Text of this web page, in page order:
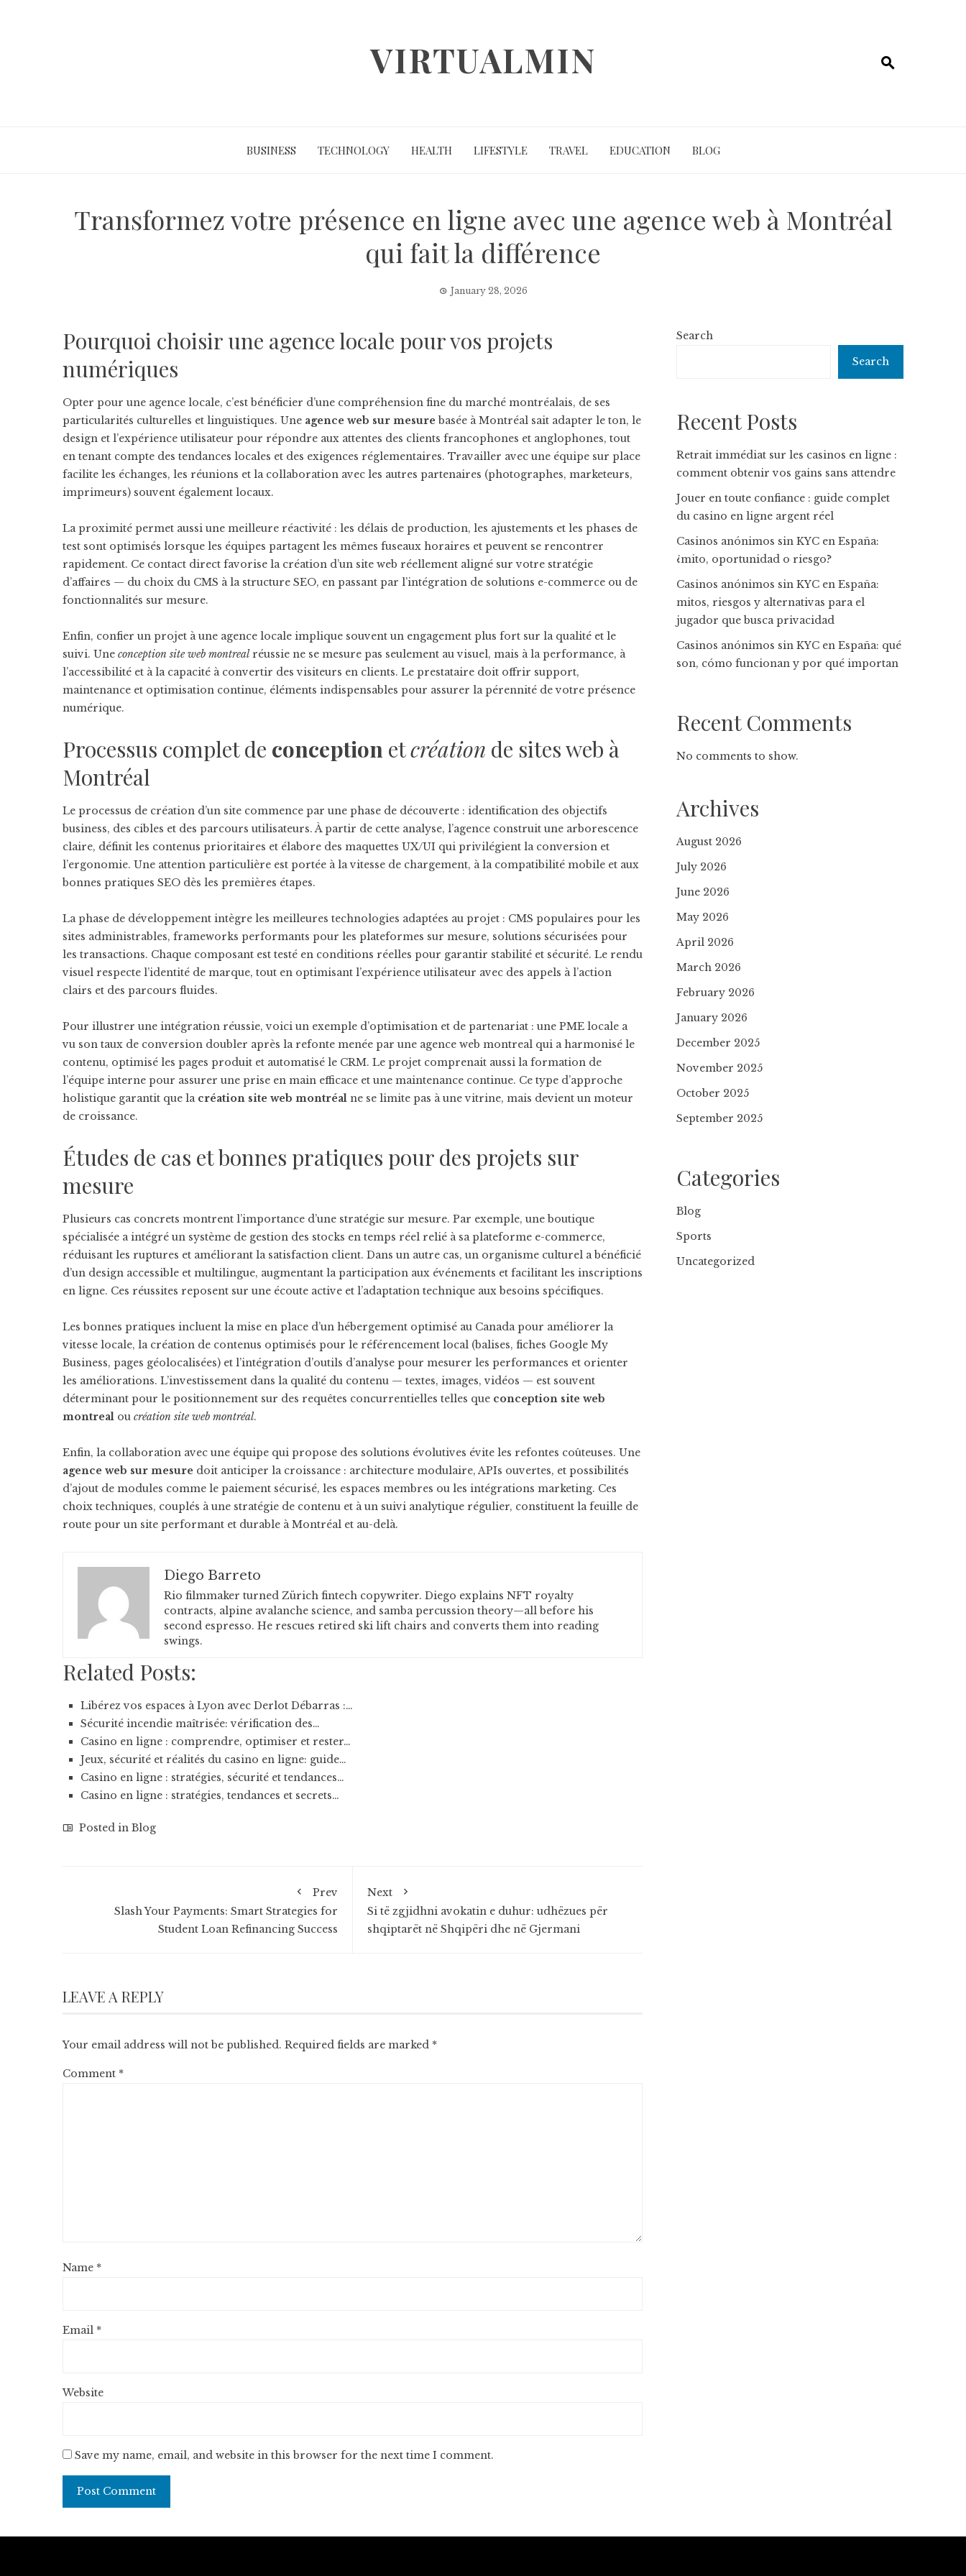
VIRTUALMIN
BUSINESS TECHNOLOGY HEALTH LIFESTYLE TRAVEL EDUCATION BLOG
Transformez votre présence en ligne avec une agence web à Montréal
qui fait la différence
January 28, 2026
Pourquoi choisir une agence locale pour vos projets
numériques
Opter pour une agence locale, c’est bénéficier d’une compréhension fine du marché montréalais, de ses
particularités culturelles et linguistiques. Une agence web sur mesurebasée à Montréal sait adapter le ton, le
design et l’expérience utilisateur pour répondre aux attentes des clients francophones et anglophones, tout
en tenant compte des tendances locales et des exigences réglementaires. Travailler avec une équipe sur place
facilite les échanges, les réunions et la collaboration avec les autres partenaires (photographes, marketeurs,
imprimeurs) souvent également locaux.
La proximité permet aussi une meilleure réactivité : les délais de production, les ajustements et les phases de
test sont optimisés lorsque les équipes partagent les mêmes fuseaux horaires et peuvent se rencontrer
rapidement. Ce contact direct favorise la création d’un site web réellement aligné sur votre stratégie
d’affaires — du choix du CMS à la structure SEO, en passant par l’intégration de solutions e-commerce ou de
fonctionnalités sur mesure.
Enfin, confier un projet à une agence locale implique souvent un engagement plus fort sur la qualité et le
suivi. Une conception site web montrealréussie ne se mesure pas seulement au visuel, mais à la performance, à
l’accessibilité et à la capacité à convertir des visiteurs en clients. Le prestataire doit offrir support,
maintenance et optimisation continue, éléments indispensables pour assurer la pérennité de votre présence
numérique.
Processus complet de conception etcréation de sites web à
Montréal
Le processus de création d’un site commence par une phase de découverte : identification des objectifs
business, des cibles et des parcours utilisateurs. À partir de cette analyse, l’agence construit une arborescence
claire, définit les contenus prioritaires et élabore des maquettes UX/UI qui privilégient la conversion et
l’ergonomie. Une attention particulière est portée à la vitesse de chargement, à la compatibilité mobile et aux
bonnes pratiques SEO dès les premières étapes.
La phase de développement intègre les meilleures technologies adaptées au projet : CMS populaires pour les
sites administrables, frameworks performants pour les plateformes sur mesure, solutions sécurisées pour
les transactions. Chaque composant est testé en conditions réelles pour garantir stabilité et sécurité. Le rendu
visuel respecte l’identité de marque, tout en optimisant l’expérience utilisateur avec des appels à l’action
clairs et des parcours fluides.
Pour illustrer une intégration réussie, voici un exemple d’optimisation et de partenariat : une PME locale a
vu son taux de conversion doubler après la refonte menée par une agence web montreal qui a harmonisé le
contenu, optimisé les pages produit et automatisé le CRM. Le projet comprenait aussi la formation de
l’équipe interne pour assurer une prise en main efficace et une maintenance continue. Ce type d’approche
holistique garantit que la création site web montréal ne se limite pas à une vitrine, mais devient un moteur
de croissance.
Études de cas et bonnes pratiques pour des projets sur
mesure
Plusieurs cas concrets montrent l’importance d’une stratégie sur mesure. Par exemple, une boutique
spécialisée a intégré un système de gestion des stocks en temps réel relié à sa plateforme e-commerce,
réduisant les ruptures et améliorant la satisfaction client. Dans un autre cas, un organisme culturel a bénéficié
d’un design accessible et multilingue, augmentant la participation aux événements et facilitant les inscriptions
en ligne. Ces réussites reposent sur une écoute active et l’adaptation technique aux besoins spécifiques.
Les bonnes pratiques incluent la mise en place d’un hébergement optimisé au Canada pour améliorer la
vitesse locale, la création de contenus optimisés pour le référencement local (balises, fiches Google My
Business, pages géolocalisées) et l’intégration d’outils d’analyse pour mesurer les performances et orienter
les améliorations. L’investissement dans la qualité du contenu — textes, images, vidéos — est souvent
déterminant pour le positionnement sur des requêtes concurrentielles telles que conception site web
montreal ou création site web montréal.
Enfin, la collaboration avec une équipe qui propose des solutions évolutives évite les refontes coûteuses. Une
agence web sur mesure doit anticiper la croissance : architecture modulaire, APIs ouvertes, et possibilités
d’ajout de modules comme le paiement sécurisé, les espaces membres ou les intégrations marketing. Ces
choix techniques, couplés à une stratégie de contenu et à un suivi analytique régulier, constituent la feuille de
route pour un site performant et durable à Montréal et au-delà.
Diego Barreto
Rio filmmaker turned Zürich fintech copywriter. Diego explains NFT royalty
contracts, alpine avalanche science, and samba percussion theory—all before his
second espresso. He rescues retired ski lift chairs and converts them into reading
swings.
Related Posts:
Libérez vos espaces à Lyon avec Derlot Débarras :…
Sécurité incendie maîtrisée: vérification des…
Casino en ligne : comprendre, optimiser et rester…
Jeux, sécurité et réalités du casino en ligne: guide…
Casino en ligne : stratégies, sécurité et tendances…
Casino en ligne : stratégies, tendances et secrets…
Posted in Blog
Prev
Slash Your Payments: Smart Strategies for
Student Loan Refinancing Success
Next
Si të zgjidhni avokatin e duhur: udhëzues për
shqiptarët në Shqipëri dhe në Gjermani
LEAVE A REPLY
Your email address will not be published. Required fields are marked *
Comment *
Name *
Email *
Website
Save my name, email, and website in this browser for the next time I comment.
Search
Search
Recent Posts
Retrait immédiat sur les casinos en ligne :
comment obtenir vos gains sans attendre
Jouer en toute confiance : guide complet
du casino en ligne argent réel
Casinos anónimos sin KYC en España:
¿mito, oportunidad o riesgo?
Casinos anónimos sin KYC en España:
mitos, riesgos y alternativas para el
jugador que busca privacidad
Casinos anónimos sin KYC en España: qué
son, cómo funcionan y por qué importan
Recent Comments
No comments to show.
Archives
August 2026
July 2026
June 2026
May 2026
April 2026
March 2026
February 2026
January 2026
December 2025
November 2025
October 2025
September 2025
Categories
Blog
Sports
Uncategorized